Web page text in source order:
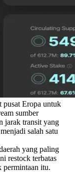
pusat Eropa untuk
sumber
jarak transit yang
salah satu
yang paling
restock terbatas
permintaan itu.